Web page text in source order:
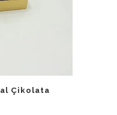
Çikolata